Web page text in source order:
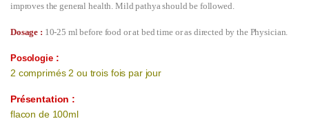
improves the general health. Mild pathya should be followed.
Dosage : 10-25 ml before food or at bed time or as directed by the Physician.
Posologie :
2 comprimés 2 ou trois fois par jour
Présentation :
flacon de 100ml